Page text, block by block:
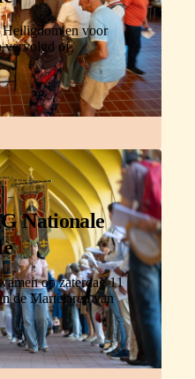
en voor
vervolgd of
Nationale
op zaterdag 11
de Martelaren van